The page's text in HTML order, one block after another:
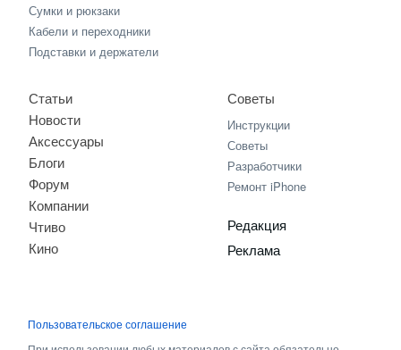
Сумки и рюкзаки
Кабели и переходники
Подставки и держатели
Статьи
Новости
Аксессуары
Блоги
Форум
Компании
Чтиво
Кино
Советы
Инструкции
Советы
Разработчики
Ремонт iPhone
Редакция
Реклама
Пользовательское соглашение